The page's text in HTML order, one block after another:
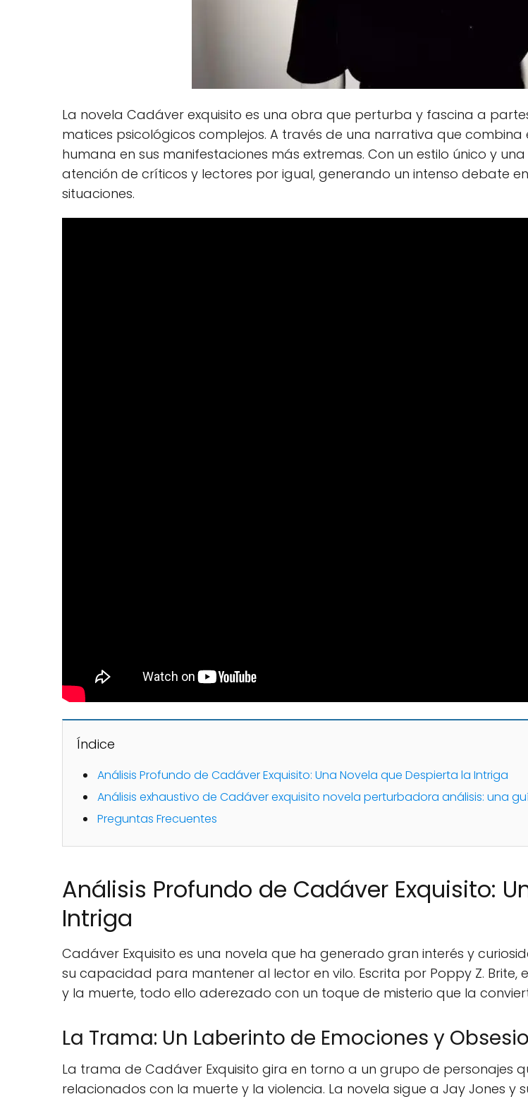
La novela Cadáver exquisito es una obra que perturba y fascina a
matices psicológicos complejos. A través de una narrativa que
humana en sus manifestaciones más extremas. Con un estilo único y
atención de críticos y lectores por igual, generando un intenso debate
situaciones.
Índice
Análisis Profundo de Cadáver Exquisito: Una Novela que Despierta la Intriga
Análisis exhaustivo de Cadáver exquisito novela perturbadora análisis: una
Preguntas Frecuentes
Análisis Profundo de Cadáver Exquisito:
Intriga
Cadáver Exquisito es una novela que ha generado gran interés y
su capacidad para mantener al lector en vilo. Escrita por Poppy Z.
y la muerte, todo ello aderezado con un toque de misterio que la
La Trama: Un Laberinto de Emociones y
La trama de Cadáver Exquisito gira en torno a un grupo de personajes
relacionados con la muerte y la violencia. La novela sigue a Jay Jones y